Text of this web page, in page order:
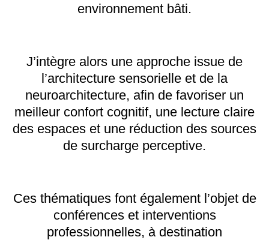
environnement bâti.
J’intègre alors une approche issue de
l’architecture sensorielle et de la
neuroarchitecture, afin de favoriser un
meilleur confort cognitif, une lecture claire
des espaces et une réduction des sources
de surcharge perceptive.
Ces thématiques font également l’objet de
conférences et interventions
professionnelles, à destination